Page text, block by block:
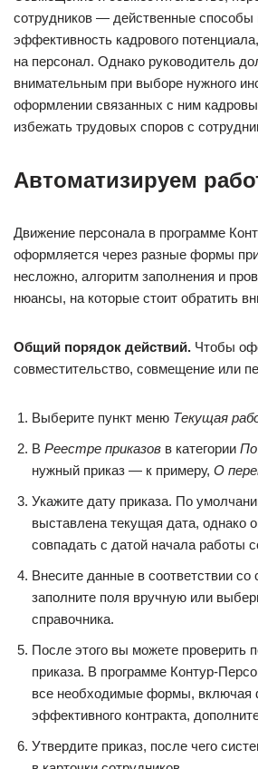
сотрудников — действенные способы
эффективность кадрового
на персонал. Однако руководитель
внимательным при выборе нужного
оформлении связанных с ним
избежать трудовых споров с
Автоматизируем
Движение персонала в программе
оформляется через разные формы
несложно, алгоритм заполнения и
нюансы, на которые стоит обратить
Общий порядок действий. Чтобы
совместительство, совмещение или
Выберите пункт меню Текущая
В Реестре приказов в категории По
нужный приказ — к примеру, О
Укажите дату приказа. По
выставлена текущая дата, однако
совпадать с датой начала работы
Внесите данные в соответствии со
заполните поля вручную или
справочника.
После этого вы можете проверить
приказа. В программе Контур-
все необходимые формы,
эффективного контракта,
Утвердите приказ, после чего